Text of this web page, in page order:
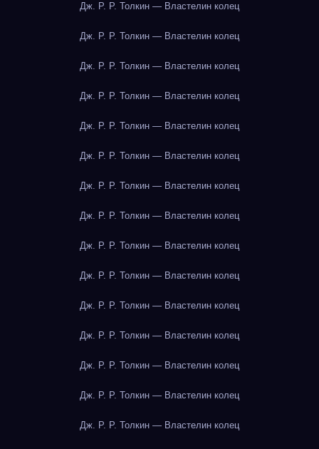
Дж. Р. Р. Толкин — Властелин колец
Дж. Р. Р. Толкин — Властелин колец
Дж. Р. Р. Толкин — Властелин колец
Дж. Р. Р. Толкин — Властелин колец
Дж. Р. Р. Толкин — Властелин колец
Дж. Р. Р. Толкин — Властелин колец
Дж. Р. Р. Толкин — Властелин колец
Дж. Р. Р. Толкин — Властелин колец
Дж. Р. Р. Толкин — Властелин колец
Дж. Р. Р. Толкин — Властелин колец
Дж. Р. Р. Толкин — Властелин колец
Дж. Р. Р. Толкин — Властелин колец
Дж. Р. Р. Толкин — Властелин колец
Дж. Р. Р. Толкин — Властелин колец
Дж. Р. Р. Толкин — Властелин колец